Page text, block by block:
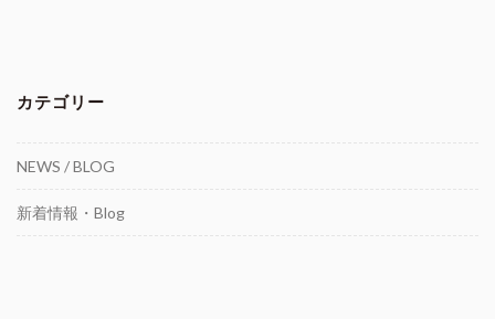
カテゴリー
NEWS / BLOG
新着情報・Blog